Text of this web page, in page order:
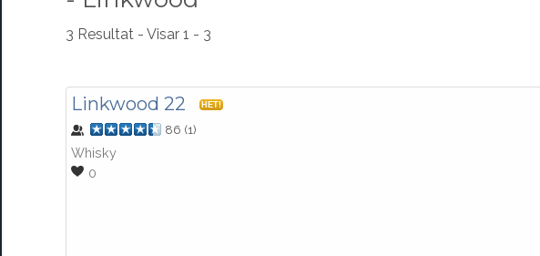
3 Resultat - Visar 1 - 3
Linkwood 22 HET!
86 (1)
Whisky
0